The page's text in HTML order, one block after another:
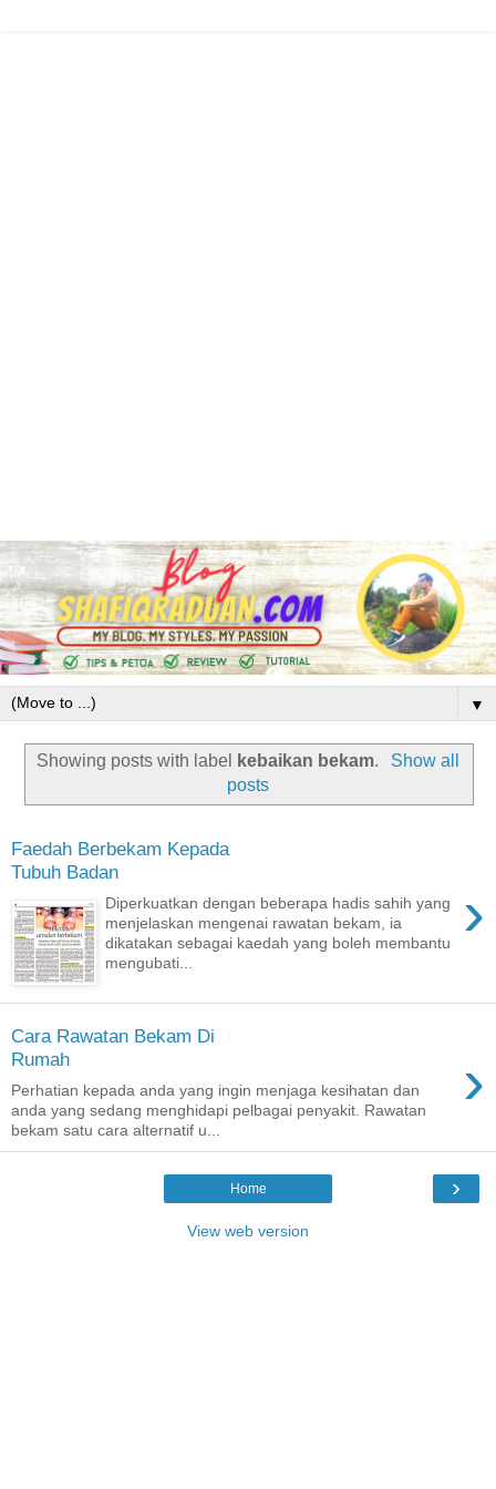
▼
Showing posts with label kebaikan bekam.
Show all
posts
Faedah Berbekam Kepada
Tubuh Badan
›
Diperkuatkan dengan beberapa hadis sahih yang
menjelaskan mengenai rawatan bekam, ia
dikatakan sebagai kaedah yang boleh membantu
mengubati...
Cara Rawatan Bekam Di
Rumah
›
Perhatian kepada anda yang ingin menjaga kesihatan dan
anda yang sedang menghidapi pelbagai penyakit. Rawatan
bekam satu cara alternatif u...
›
Home
View web version